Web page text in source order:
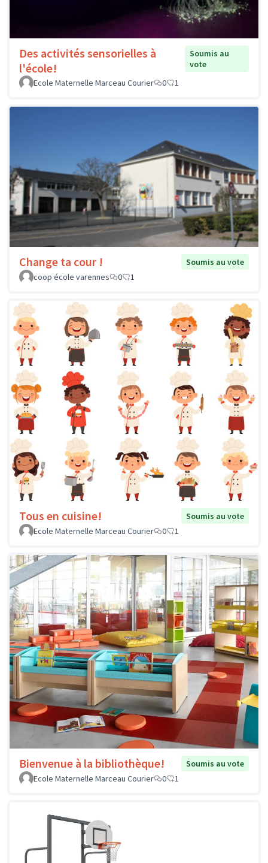
Des activités sensorielles à
l'école!
Soumis au
vote
Ecole Maternelle Marceau Courier
0 1
Change ta cour !
Soumis au vote
coop école varennes
0 1
Tous en cuisine!
Soumis au vote
Ecole Maternelle Marceau Courier
0 1
Bienvenue à la bibliothèque!
Soumis au vote
Ecole Maternelle Marceau Courier
0 1